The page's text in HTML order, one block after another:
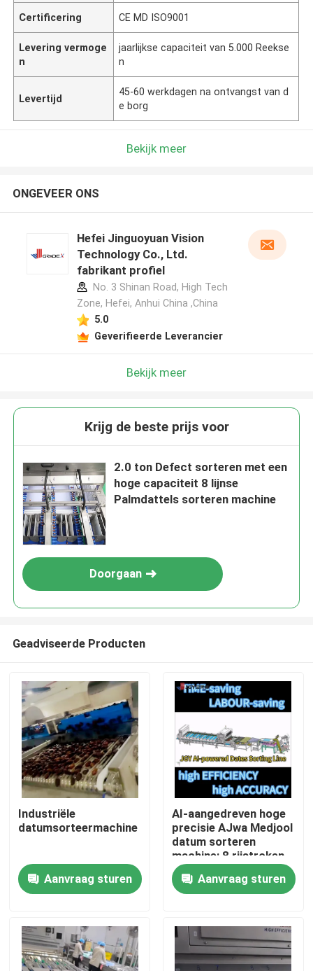
Huis
Videos
Certificering CE MD ISO9001
Levering vermoge
n
jaarlijkse capaciteit van 5.000 Reekse
n
Levertijd
45-60 werkdagen na ontvangst van d
e borg
Bekijk meer
ONGEVEER ONS
Hefei Jinguoyuan Vision
Technology Co., Ltd.
fabrikant profiel
No. 3 Shinan Road, High Tech
Zone, Hefei, Anhui China ,China
5.0
Geverifieerde Leverancier
Bekijk meer
Krijg de beste prijs voor
2.0 ton Defect sorteren met een
hoge capaciteit 8 lijnse
Palmdattels sorteren machine
Doorgaan
Geadviseerde Producten
Industriële
datumsorteermachine
Aanvraag sturen
AI-aangedreven hoge
precisie AJwa Medjool
datum sorteren
machine: 8 rijstroken
Capaciteit 2,6 ton per
uur 304SSAanvraag sturen